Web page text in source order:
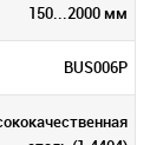
150...2000 мм
BUS006P